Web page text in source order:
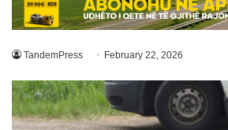
TandemPress February 22, 2026